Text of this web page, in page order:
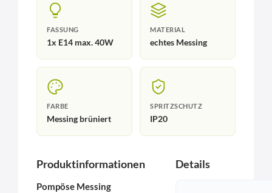
FASSUNG
1x E14 max. 40W
MATERIAL
echtes Messing
FARBE
Messing brüniert
SPRITZSCHUTZ
IP20
Produktinformationen
Pompöse Messing
Details